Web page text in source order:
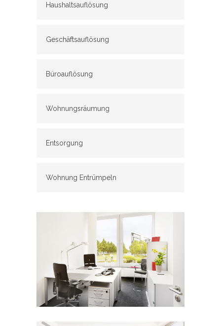
Haushaltsauflösung
Geschäftsauflösung
Büroauflösung
Wohnungsräumung
Entsorgung
Wohnung Entrümpeln